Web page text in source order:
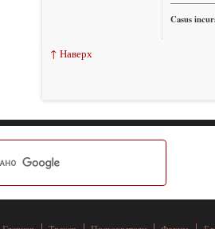
Casus
↑ Наверх